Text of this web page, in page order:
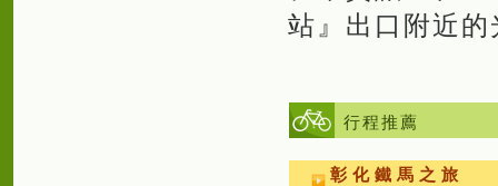
站』出口附近
行程推薦
彰化鐵馬之旅